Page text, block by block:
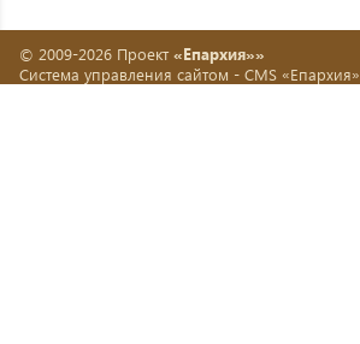
© 2009-2026 Проект «Епархия»»
Система управления сайтом - CMS «Епархия»